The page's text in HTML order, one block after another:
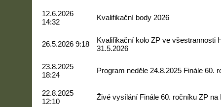
12.6.2026
14:32
Kvalifikační body 2026
26.5.2026 9:18
Kvalifikační kolo ZP ve všestrannosti
31.5.2026
23.8.2025
18:24
Program neděle 24.8.2025 Finále 60.
22.8.2025
12:10
Živé vysílání Finále 60. ročníku ZP na